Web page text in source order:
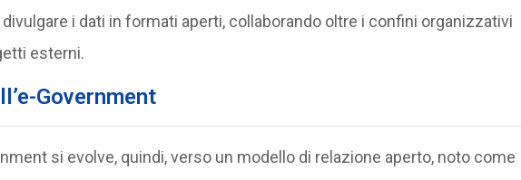
i dati in formati aperti, collaborando oltre i confini organizzativi
esterni.
Government
si evolve, quindi, verso un modello di relazione aperto, noto come